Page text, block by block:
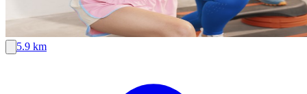
5.9 km